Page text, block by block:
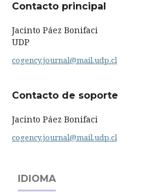
Contacto principal
Jacinto Páez Bonifaci
UDP
cogency.journal@mail.udp.cl
Contacto de soporte
Jacinto Páez Bonifaci
cogency.journal@mail.udp.cl
IDIOMA